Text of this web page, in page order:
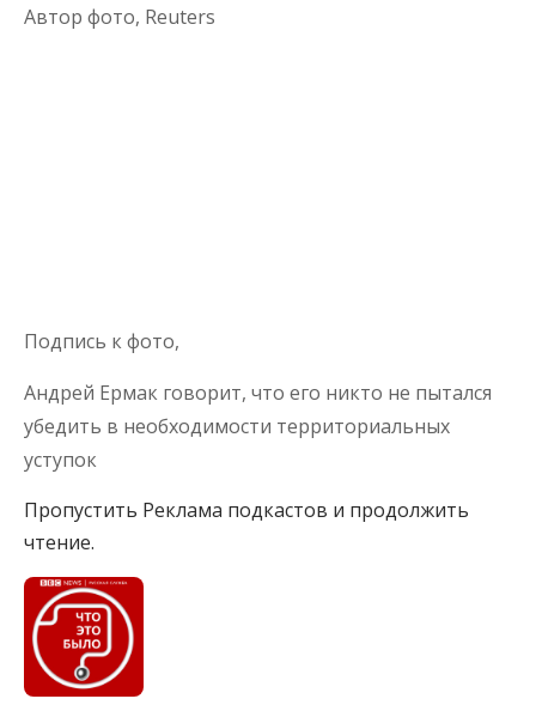
Автор фото, Reuters
Подпись к фото,
Андрей Ермак говорит, что его никто не пытался
убедить в необходимости территориальных
уступок
Пропустить Реклама подкастов и продолжить
чтение.